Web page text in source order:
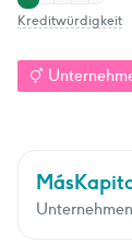
Unternehmen
Kreditwürdigkeit